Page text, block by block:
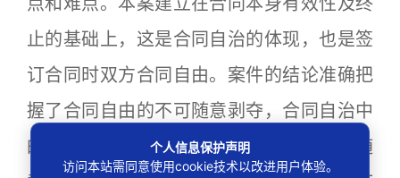
止的基础上，这是合同自治的体现，也是签
订合同时双方合同自由。案件的结论准确把
握了合同自由的不可随意剥夺，合同自治中
的风险和矛盾只能由合同法来解决，不能随
个人信息保护声明
访问本站需同意使用cookie技术以改进用户体验。